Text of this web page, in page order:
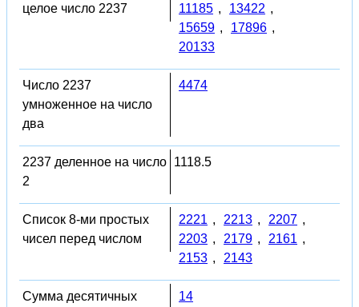
целое число 2237
11185 , 13422 ,
15659 , 17896 ,
20133
Число 2237
умноженное на число
два
4474
2237 деленное на число
2
1118.5
Список 8-ми простых
чисел перед числом
2221 , 2213 , 2207 ,
2203 , 2179 , 2161 ,
2153 , 2143
Сумма десятичных
14